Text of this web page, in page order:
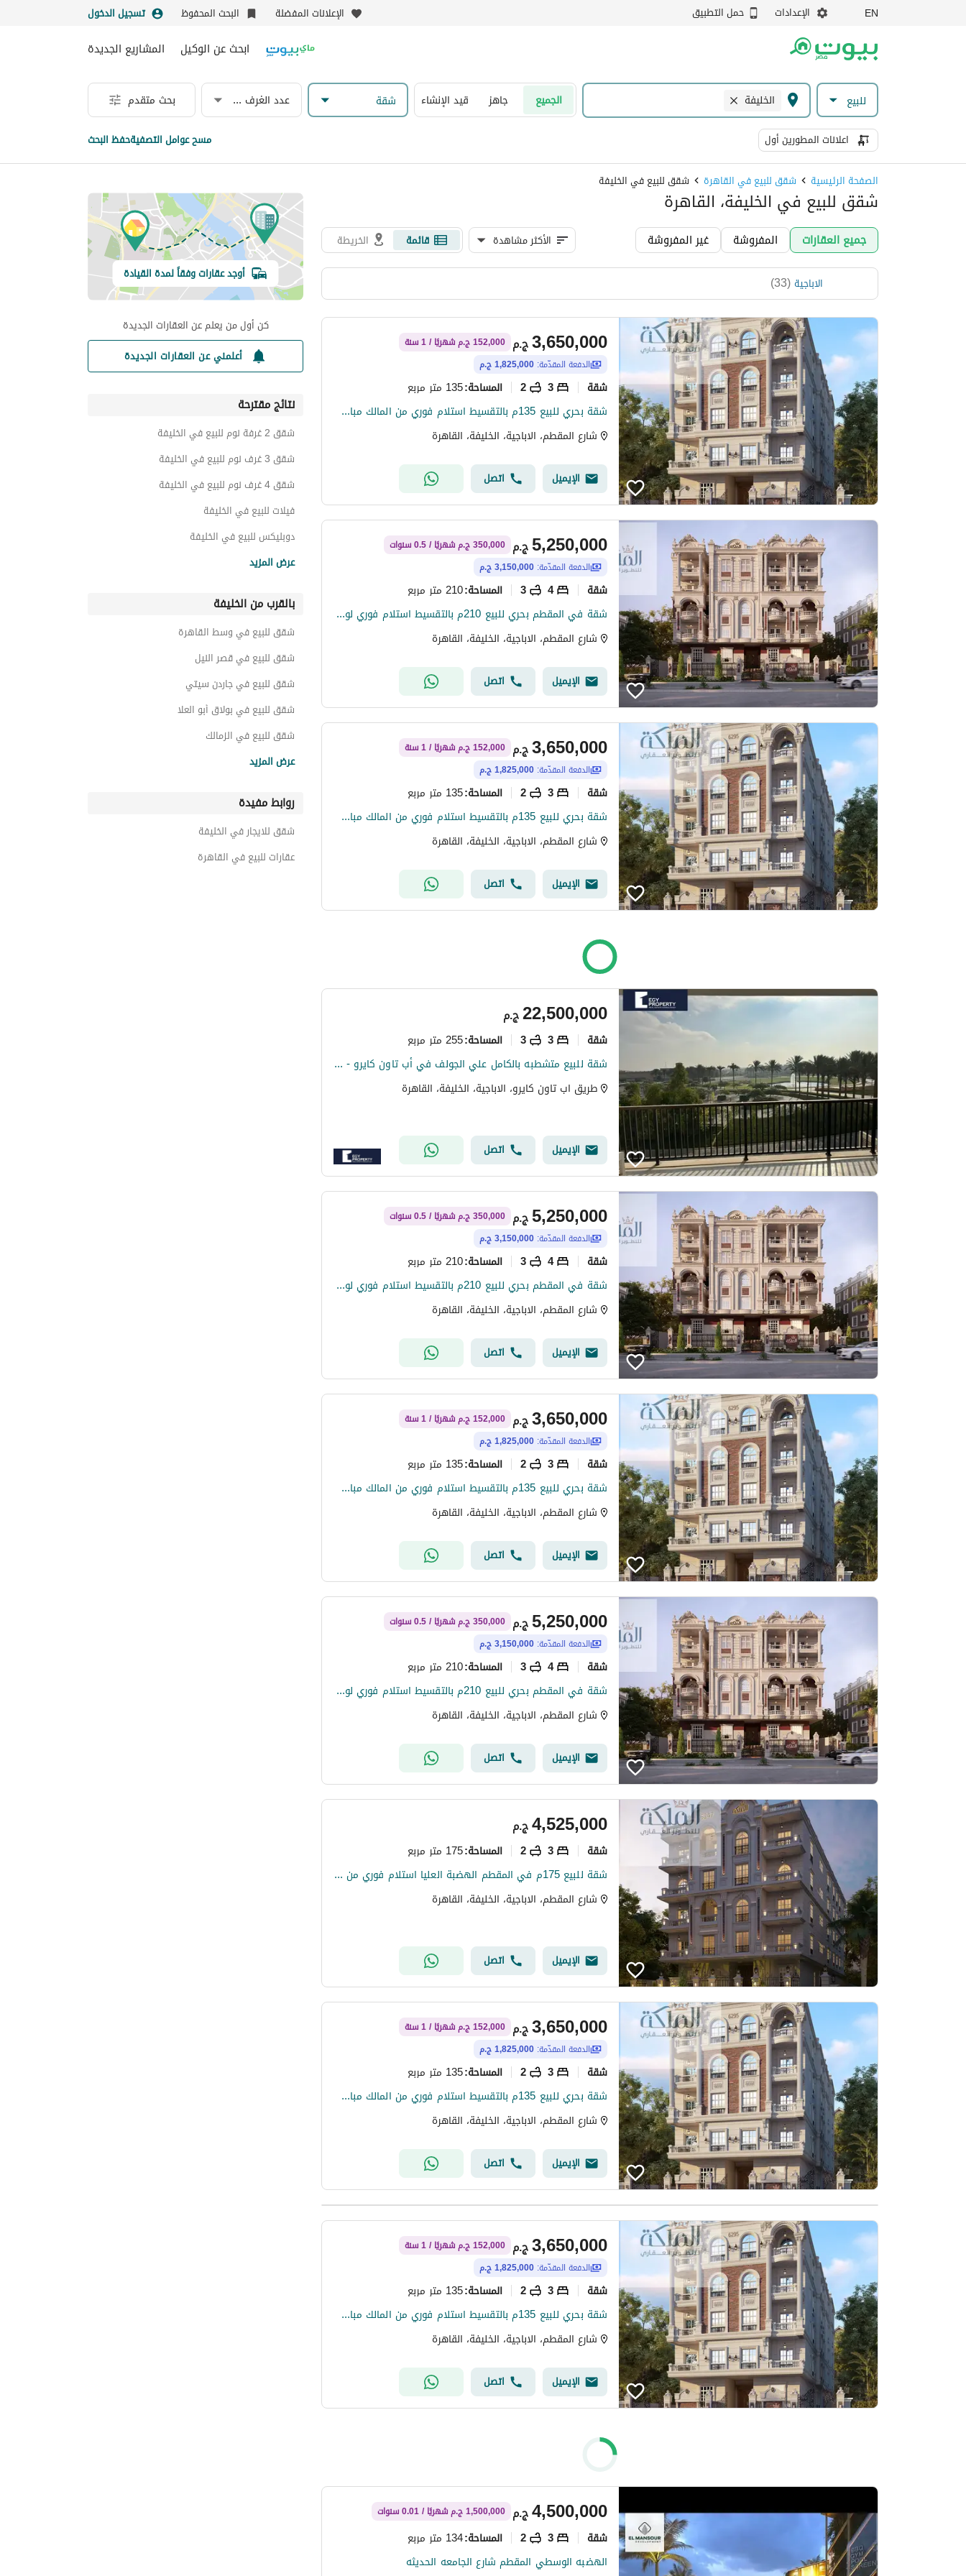
EN الإعدادات حمل التطبيق الإعلانات المفضلة البحث المحفوظ تسجيل الدخول
ابحث عن الوكيل المشاريع الجديدة
للبيع الخليفة الجميع جاهز قيد الإنشاء شقة عدد الغرف & الحمامات بحث متقدم
اعلانات المطورين أول مسح عوامل التصفيةحفظ البحث
الصفحة الرئيسية شقق للبيع في القاهرة شقق للبيع في الخليفة
شقق للبيع في الخليفة، القاهرة
جميع العقارات المفروشة غير المفروشة الأكثر مشاهدة قائمة الخريطة
الاباجية(
33
)
ج.م3,650,000
152,000 ج.م شهريًا / 1 سنة
الدفعة المقدّمة: 1,825,000 ج.م
شقة 3
2 المساحة:135 متر مربع
شقة بحري للبيع 135م بالتقسيط استلام فوري من المالك مباشرة بالهضبة العليا المقطم
شارع المقطم، الاباجية، الخليفة، القاهرة
الإيميل اتصل
ج.م5,250,000
350,000 ج.م شهريًا / 0.5 سنوات
الدفعة المقدّمة: 3,150,000 ج.م
شقة 4
3 المساحة:210 متر مربع
شقة في المقطم بحري للبيع 210م بالتقسيط استلام فوري لوكيشن مميز بالهضبة العليا من المالك مباشرة
شارع المقطم، الاباجية، الخليفة، القاهرة
الإيميل اتصل
ج.م3,650,000
152,000 ج.م شهريًا / 1 سنة
الدفعة المقدّمة: 1,825,000 ج.م
شقة 3
2 المساحة:135 متر مربع
شقة بحري للبيع 135م بالتقسيط استلام فوري من المالك مباشرة بالهضبة العليا المقطم
شارع المقطم، الاباجية، الخليفة، القاهرة
الإيميل اتصل
ج.م22,500,000
شقة 3
3 المساحة:255 متر مربع
شقة للبيع متشطبه بالكامل علي الجولف في أب تاون كايرو - المقطم
طريق اب تاون كايرو، الاباجية، الخليفة، القاهرة
الإيميل اتصل
ج.م5,250,000
350,000 ج.م شهريًا / 0.5 سنوات
الدفعة المقدّمة: 3,150,000 ج.م
شقة 4
3 المساحة:210 متر مربع
شقة في المقطم بحري للبيع 210م بالتقسيط استلام فوري لوكيشن مميز بالهضبة العليا من المالك مباشرة
شارع المقطم، الاباجية، الخليفة، القاهرة
الإيميل اتصل
ج.م3,650,000
152,000 ج.م شهريًا / 1 سنة
الدفعة المقدّمة: 1,825,000 ج.م
شقة 3
2 المساحة:135 متر مربع
شقة بحري للبيع 135م بالتقسيط استلام فوري من المالك مباشرة بالهضبة العليا المقطم
شارع المقطم، الاباجية، الخليفة، القاهرة
الإيميل اتصل
ج.م5,250,000
350,000 ج.م شهريًا / 0.5 سنوات
الدفعة المقدّمة: 3,150,000 ج.م
شقة 4
3 المساحة:210 متر مربع
شقة في المقطم بحري للبيع 210م بالتقسيط استلام فوري لوكيشن مميز بالهضبة العليا من المالك مباشرة
شارع المقطم، الاباجية، الخليفة، القاهرة
الإيميل اتصل
ج.م4,525,000
شقة 3
2 المساحة:175 متر مربع
شقة للبيع 175م في المقطم الهضبة العليا استلام فوري من المالك مباشرة قريبة من شارع 9
شارع المقطم، الاباجية، الخليفة، القاهرة
الإيميل اتصل
ج.م3,650,000
152,000 ج.م شهريًا / 1 سنة
الدفعة المقدّمة: 1,825,000 ج.م
شقة 3
2 المساحة:135 متر مربع
شقة بحري للبيع 135م بالتقسيط استلام فوري من المالك مباشرة بالهضبة العليا المقطم
شارع المقطم، الاباجية، الخليفة، القاهرة
الإيميل اتصل
ج.م3,650,000
152,000 ج.م شهريًا / 1 سنة
الدفعة المقدّمة: 1,825,000 ج.م
شقة 3
2 المساحة:135 متر مربع
شقة بحري للبيع 135م بالتقسيط استلام فوري من المالك مباشرة بالهضبة العليا المقطم
شارع المقطم، الاباجية، الخليفة، القاهرة
الإيميل اتصل
ج.م4,500,000 1,500,000 ج.م شهريًا / 0.01 سنوات
شقة 3
2 المساحة:134 متر مربع
الهضبه الوسطي المقطم شارع الجامعه الحديثه
أوجد عقارات وفقاً لمدة القيادة
كن أول من يعلم عن العقارات الجديدة
أعلمني عن العقارات الجديدة
نتائج مقترحة
شقق 2 غرفة نوم للبيع في الخليفة
شقق 3 غرف نوم للبيع في الخليفة
شقق 4 غرف نوم للبيع في الخليفة
فيلات للبيع في الخليفة
دوبليكس للبيع في الخليفة
عرض المزيد
بالقرب من الخليفة
شقق للبيع في وسط القاهرة
شقق للبيع في قصر النيل
شقق للبيع في جاردن سيتي
شقق للبيع في بولاق أبو العلا
شقق للبيع في الزمالك
شقق للبيع في العجوزة
شقق للبيع في المعصره
شقق للبيع في شبرا
عرض المزيد
روابط مفيدة
شقق للايجار في الخليفة
عقارات للبيع في القاهرة